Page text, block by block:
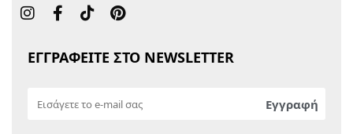
ΕΓΓΡΑΦΕΙΤΕ ΣΤΟ NEWSLETTER